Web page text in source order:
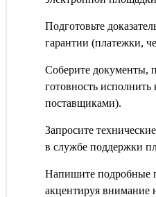
Подготовьте
гарантии (платежки,
Соберите документы,
готовность исполнить
поставщиками).
Запросите
в службе поддержки
Напишите подробные
акцентируя внимание